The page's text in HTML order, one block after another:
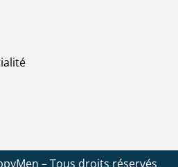
– Tous droits réservés